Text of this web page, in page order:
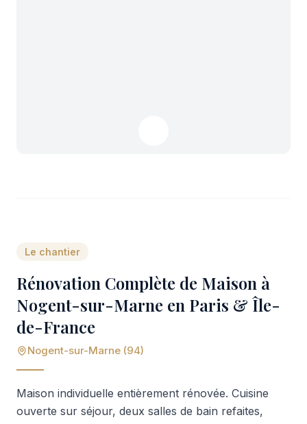
Le chantier
Rénovation Complète de Maison à
Nogent-sur-Marne en Paris & Île-
de-France
Nogent-sur-Marne (94)
Maison individuelle entièrement rénovée. Cuisine
ouverte sur séjour, deux salles de bain refaites,